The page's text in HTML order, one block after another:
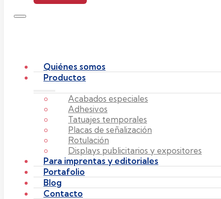
Quiénes somos
Productos
Acabados especiales
Adhesivos
Tatuajes temporales
Placas de señalización
Rotulación
Displays publicitarios y expositores
Para imprentas y editoriales
Portafolio
Blog
Contacto